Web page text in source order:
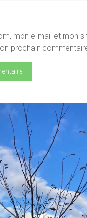
mon e-mail et mon
prochain